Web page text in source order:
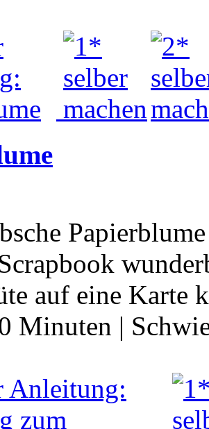
auf eine Karte
Minuten |